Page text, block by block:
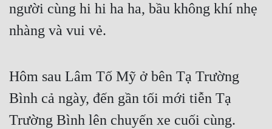
Huyền Nghi
Hệ Thống
Học Đường
người cùng hi hi ha ha, bầu không khí nhẹ
nhàng và vui vẻ.
Hôm sau Lâm Tố Mỹ ở bên Tạ Trường
Bình cả ngày, đến gần tối mới tiễn Tạ
Trường Bình lên chuyến xe cuối cùng.